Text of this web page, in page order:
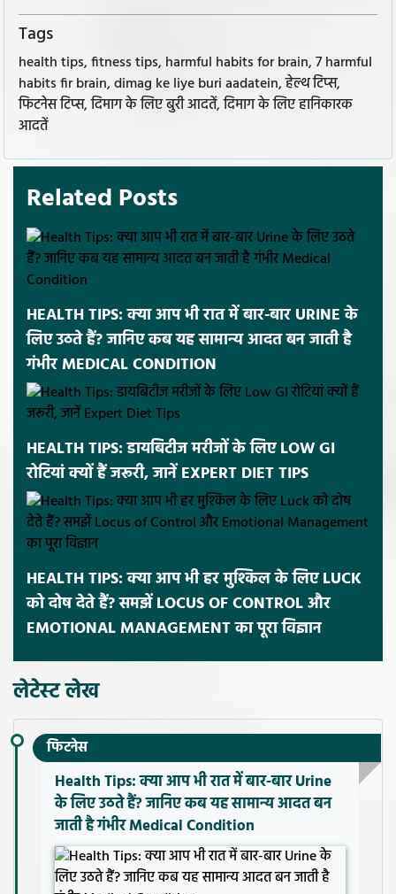
Tags
health tips, fitness tips, harmful habits for brain, 7 harmful
habits fir brain, dimag ke liye buri aadatein, हेल्थ टिप्स,
फिटनेस टिप्स, दिमाग के लिए बुरी आदतें, दिमाग के लिए हानिकारक
आदतें
Related Posts
HEALTH TIPS: क्या आप भी रात में बार-बार URINE के
लिए उठते हैं? जानिए कब यह सामान्य आदत बन जाती है
गंभीर MEDICAL CONDITION
HEALTH TIPS: डायबिटीज मरीजों के लिए LOW GI
रोटियां क्यों हैं जरूरी, जानें EXPERT DIET TIPS
HEALTH TIPS: क्या आप भी हर मुश्किल के लिए LUCK
को दोष देते हैं? समझें LOCUS OF CONTROL और
EMOTIONAL MANAGEMENT का पूरा विज्ञान
लेटेस्ट लेख
फिटनेस
Health Tips: क्या आप भी रात में बार-बार Urine
के लिए उठते हैं? जानिए कब यह सामान्य आदत बन
जाती है गंभीर Medical Condition